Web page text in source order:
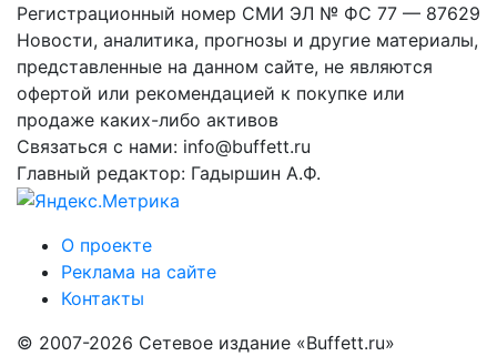
Регистрационный номер СМИ ЭЛ № ФС 77 — 87629
Новости, аналитика, прогнозы и другие материалы,
представленные на данном сайте, не являются
офертой или рекомендацией к покупке или
продаже каких-либо активов
Связаться с нами: info@buffett.ru
Главный редактор: Гадыршин А.Ф.
О проекте
Реклама на сайте
Контакты
© 2007-2026 Сетевое издание «Buffett.ru»